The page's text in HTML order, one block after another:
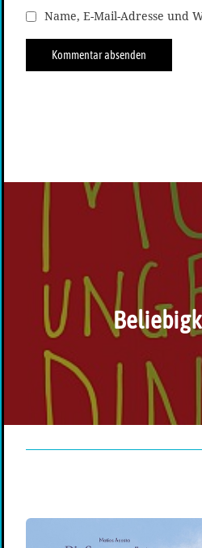
Name, E-Mail-Adresse und